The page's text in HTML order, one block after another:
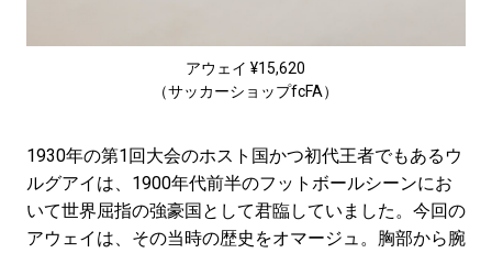
アウェイ ¥15,620
（サッカーショップfcFA）
1930年の第1回大会のホスト国かつ初代王者でもあるウ
ルグアイは、1900年代前半のフットボールシーンにお
いて世界屈指の強豪国として君臨していました。今回の
アウェイは、その当時の歴史をオマージュ。胸部から腕